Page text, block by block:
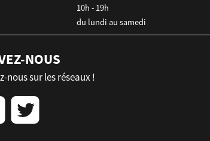
10h - 19h
du lundi au samedi
NOUS
nous sur les réseaux !